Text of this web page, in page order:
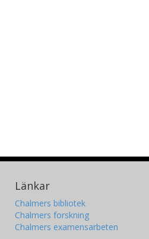
Länkar
Chalmers bibliotek
Chalmers forskning
Chalmers examensarbeten